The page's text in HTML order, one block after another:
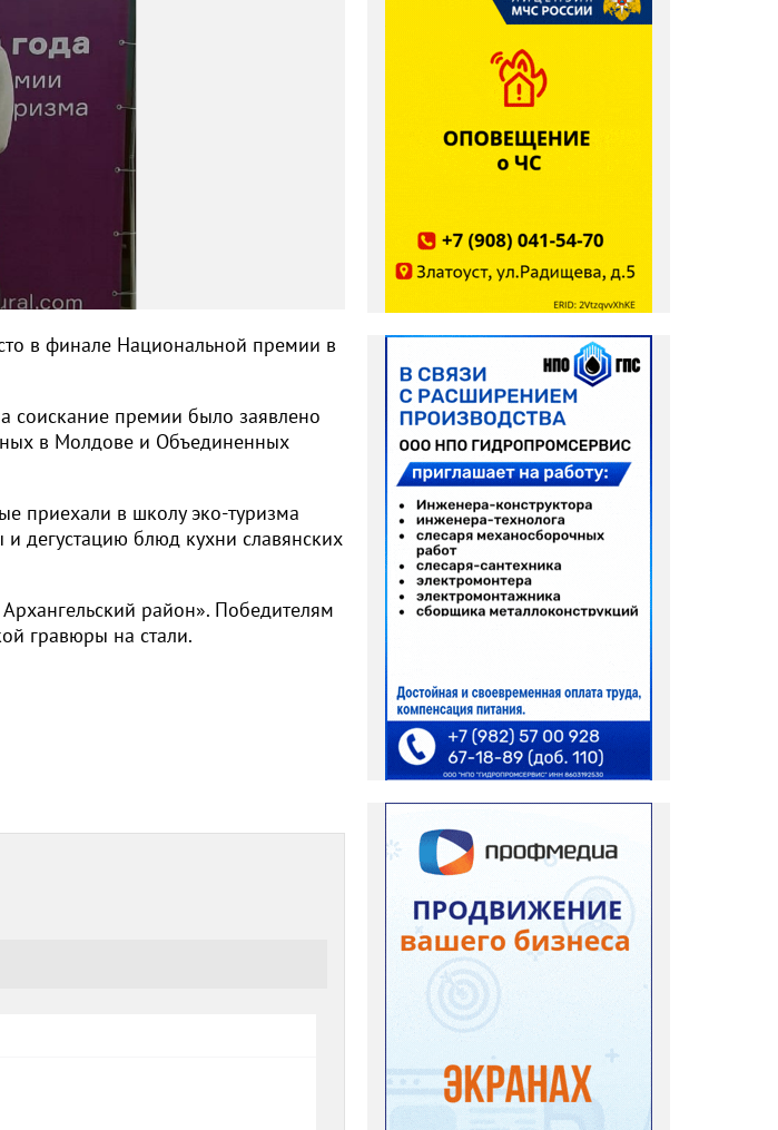
в финале Национальной премии в
соискание премии было заявлено
в Молдове и Объединенных
приехали в школу эко-туризма
дегустацию блюд кухни славянских
район». Победителям
гравюры на стали.